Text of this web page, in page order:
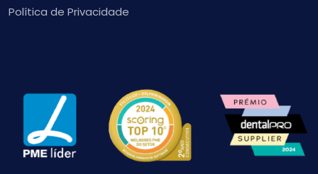
Política de Privacidade